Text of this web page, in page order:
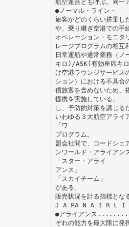
航空連合とも呼ぶ。同一
●ノーマル・ライン・
旅客がどのくらい搭乗し
や、乗り継ぎ空港での手
オペレーション・
レージプログラムの相互
日常運航や通常業務（ノ
キロ)/ASK(有効座席キ
け空港ラウンジサービス
ション）における不具合
償旅客を含めないため、
提携を実施している。
し、予防的対策を講じる
いわゆる３大航空アライ
「ワ
プログラム。
盟会社間で、コードシェ
ンワールド・アライアン
「スター・アライ
アンス」
「スカイチーム」
がある。
販売状況を計る指標とな
J A PA N A I R L I
●アライアン
ぞれの能力を最大限に発